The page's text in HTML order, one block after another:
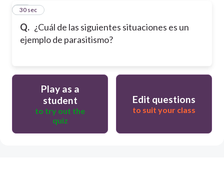
Q. ¿Cuál de las siguientes situaciones es un
ejemplo de parasitismo?
13
30 sec
Play as a
student
to try out the
quiz
Edit questions
to suit your class